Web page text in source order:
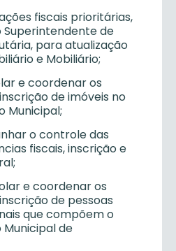
fiscais prioritárias,
de
para atualização
e Mobiliário;
e coordenar os
de imóveis no
Municipal;
o controle das
fiscais, inscrição e
e coordenar os
de pessoas
que compõem o
de